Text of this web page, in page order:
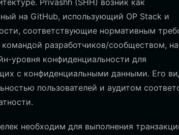
Privashh (SHH) возник как
на GitHub, использующий OP Stack и
соответствующие нормативным
разработчиков/сообществом,
уровня конфиденциальности для
с конфиденциальными данными. Его
пользователей и аудитом
необходим для выполнения